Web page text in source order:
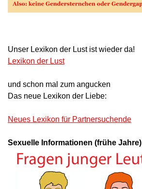
Unser Lexikon der Lust ist wieder da!
Lexikon der Lust
und schon mal zum angucken
Das neue Lexikon der Liebe:
Neues Lexikon für Partnersuchende
Sexuelle Informationen (frühe Jahre)